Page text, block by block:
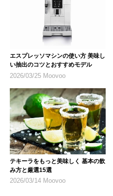
エスプレッソマシンの使い方 美味し
い抽出のコツとおすすめモデル
2026/03/25 Moovoo
テキーラをもっと美味しく 基本の飲
み方と厳選15選
2026/03/14 Moovoo